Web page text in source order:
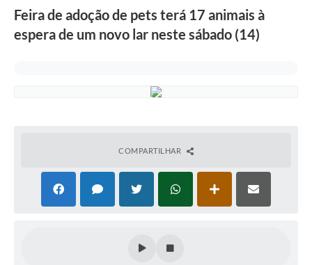
Feira de adoção de pets terá 17 animais à
espera de um novo lar neste sábado (14)
COMPARTILHAR